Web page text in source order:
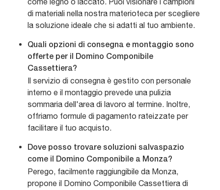
di materiali nella nostra materioteca per scegliere
la soluzione ideale che si adatti al tuo ambiente.
Quali opzioni di consegna e montaggio sono
offerte per il Domino Componibile
Cassettiera?
Il servizio di consegna è gestito con personale
interno e il montaggio prevede una pulizia
sommaria dell'area di lavoro al termine. Inoltre,
offriamo formule di pagamento rateizzate per
facilitare il tuo acquisto.
Dove posso trovare soluzioni salvaspazio
come il Domino Componibile a Monza?
Perego, facilmente raggiungibile da Monza,
propone il Domino Componibile Cassettiera di